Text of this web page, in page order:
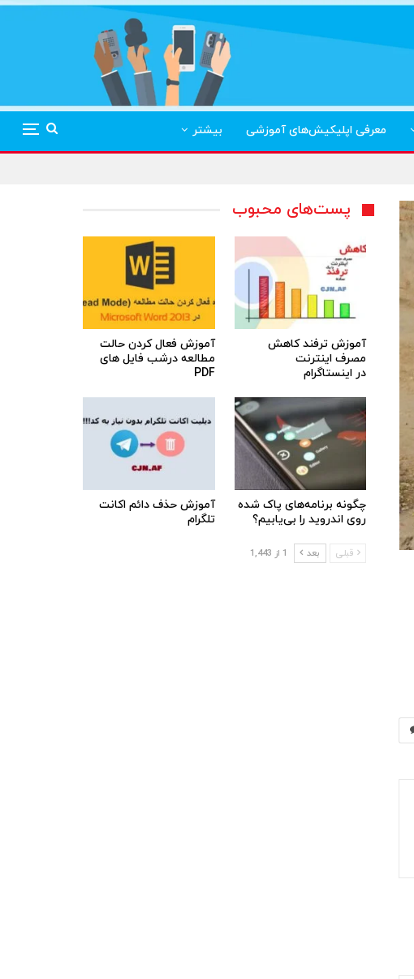
معرفی اپلیکیش‌های آموزشی بیشتر
پست‌های محبوب
آموزش ترفند کاهش
مصرف اینترنت
در اینستاگرام
آموزش فعال کردن حالت
مطالعه درشب فایل های
PDF
چگونه برنامه‌های پاک شده
روی اندروید را بی‌یابیم؟
آموزش حذف دائم اکانت
تلگرام
قبلی بعد 1 از 1,443